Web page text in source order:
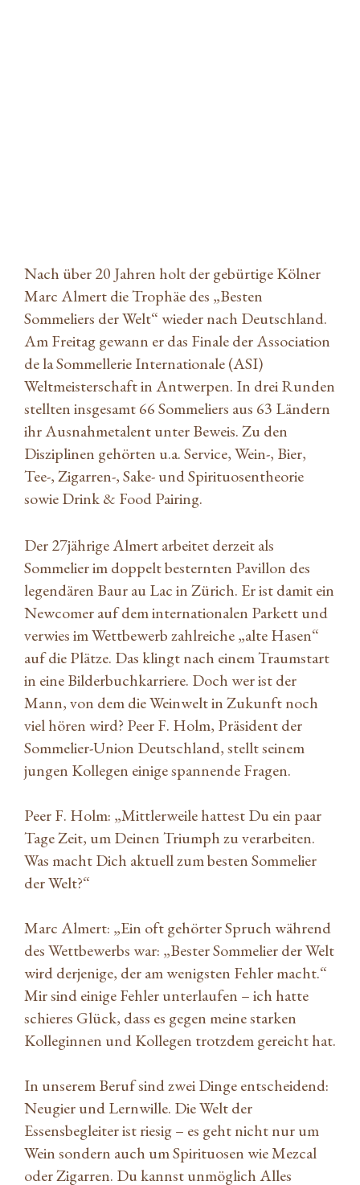
Nach über 20 Jahren holt der gebürtige Kölner
Marc Almert die Trophäe des „Besten
Sommeliers der Welt“ wieder nach Deutschland.
Am Freitag gewann er das Finale der Association
de la Sommellerie Internationale (ASI)
Weltmeisterschaft in Antwerpen. In drei Runden
stellten insgesamt 66 Sommeliers aus 63 Ländern
ihr Ausnahmetalent unter Beweis. Zu den
Disziplinen gehörten u.a. Service, Wein-, Bier,
Tee-, Zigarren-, Sake- und Spirituosentheorie
sowie Drink & Food Pairing.
Der 27jährige Almert arbeitet derzeit als
Sommelier im doppelt besternten Pavillon des
legendären Baur au Lac in Zürich. Er ist damit ein
Newcomer auf dem internationalen Parkett und
verwies im Wettbewerb zahlreiche „alte Hasen“
auf die Plätze. Das klingt nach einem Traumstart
in eine Bilderbuchkarriere. Doch wer ist der
Mann, von dem die Weinwelt in Zukunft noch
viel hören wird? Peer F. Holm, Präsident der
Sommelier-Union Deutschland, stellt seinem
jungen Kollegen einige spannende Fragen.
Peer F. Holm: „Mittlerweile hattest Du ein paar
Tage Zeit, um Deinen Triumph zu verarbeiten.
Was macht Dich aktuell zum besten Sommelier
der Welt?“
Marc Almert: „Ein oft gehörter Spruch während
des Wettbewerbs war: „Bester Sommelier der Welt
wird derjenige, der am wenigsten Fehler macht.“
Mir sind einige Fehler unterlaufen – ich hatte
schieres Glück, dass es gegen meine starken
Kolleginnen und Kollegen trotzdem gereicht hat.
In unserem Beruf sind zwei Dinge entscheidend:
Neugier und Lernwille. Die Welt der
Essensbegleiter ist riesig – es geht nicht nur um
Wein sondern auch um Spirituosen wie Mezcal
oder Zigarren. Du kannst unmöglich Alles